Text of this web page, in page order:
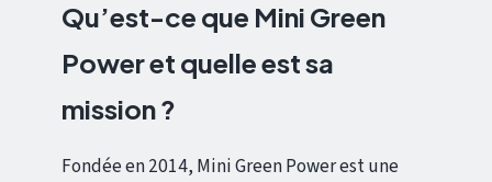
Qu’est-ce que Mini Green
Power et quelle est sa
mission ?
Fondée en 2014, Mini Green Power est une